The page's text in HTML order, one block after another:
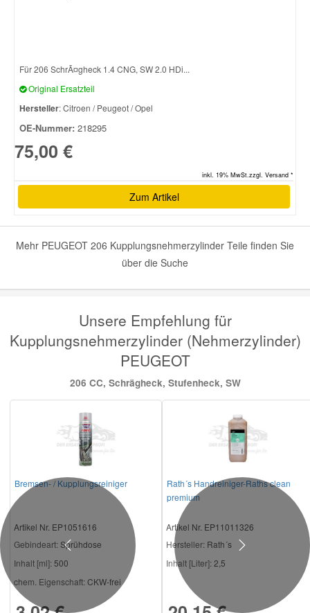
Für 206 SchrÃ¤gheck 1.4 CNG, SW 2.0 HDi...
Original Ersatzteil
Hersteller: Citroen / Peugeot / Opel
OE-Nummer: 218295
75,00 €
inkl. 19% MwSt.zzgl. Versand *
Zum Artikel
Mehr PEUGEOT 206 Kupplungsnehmerzylinder Teile finden Sie
über die Suche
Unsere Empfehlung für
Kupplungsnehmerzylinder (Nehmerzylinder)
PEUGEOT
206 CC, Schrägheck, Stufenheck, SW
Bremsen- / Kupplungsreiniger
Artikel Nr. EP1051616
Gebindeart: Sprühdose
Inhalt [ml]: 500
chem. Eigenschaft: CKW-frei
Rath´s Handreiniger-Raths clean
premium
Artikel Nr. EP11011326
Hersteller: Rath´s
Inhalt [Liter]: 2,5
Previous Next